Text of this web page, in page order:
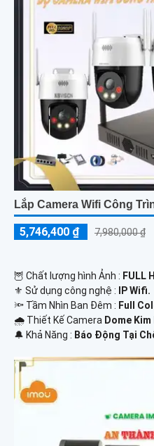
Lắp Camera Wifi Công
5,746,400 ₫ 7,980,000 ₫
🦉 Chất lượng hình Ảnh : FULL
⚜️ Sử dụng công nghệ :
IP Wifi.
🔦 Tầm Nhìn Ban Đêm : Full
🌧️ Thiết Kế Camera Dome
️🔔 Khả Năng : Báo Động Tại